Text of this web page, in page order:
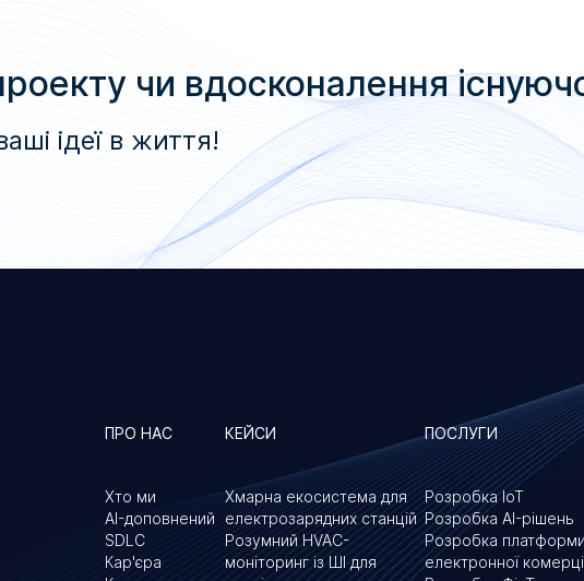
чи вдосконалення
ідеї в життя!
ПРО НАС
Хто ми
AI-доповнений
SDLC
Кар'єра
КЕЙСИ
Хмарна екосистема для
електрозарядних станцій
Розумний HVAC-
моніторинг із ШІ для
ПОСЛУГИ
Розробка IoT
Розробка AI-рішень
Розробка
електронної